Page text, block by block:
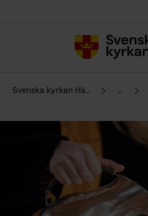
Svenska kyrkan Härnösand ...